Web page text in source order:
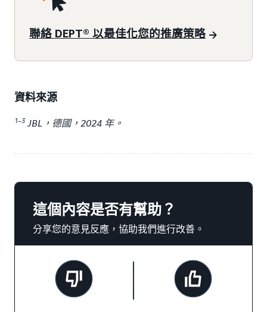
聯絡 DEPT® 以最佳化您的推廣策略
資料來源
1–3 JBL，德國，2024 年。
這個內容是否有幫助？
分享您的意見反應，協助我們進行改善。